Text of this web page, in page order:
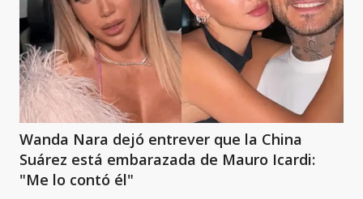
Wanda Nara dejó entrever que la China
Suárez está embarazada de Mauro Icardi:
"Me lo contó él"